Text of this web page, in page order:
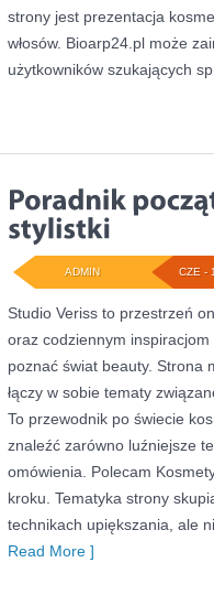
strony jest prezentacja
włosów. Bioarp24.pl może
użytkowników szukających
CZE -
ADMIN
Studio Veriss to przestrzeń
oraz codziennym
poznać świat beauty. Strona
łączy w sobie tematy
To przewodnik po świecie
znaleźć zarówno luźniejsze
omówienia. Polecam
kroku. Tematyka strony
technikach upiększania, ale
Read More ]